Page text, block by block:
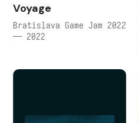
Voyage
Bratislava Game Jam 2022
— 2022